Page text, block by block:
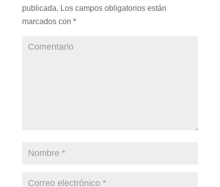
publicada. Los campos obligatorios están
marcados con *